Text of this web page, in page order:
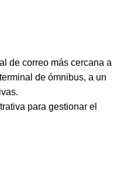
de correo más cercana a
de ómnibus, a un
para gestionar el